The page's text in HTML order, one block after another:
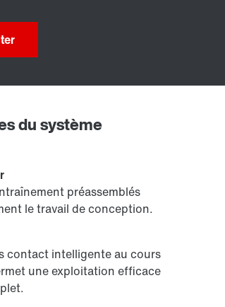
du système
préassemblés
le travail de conception.
contact intelligente au cours
une exploitation efficace